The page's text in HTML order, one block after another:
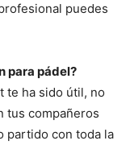
puedes
para pádel?
te ha sido útil, no
tus compañeros
partido con toda la